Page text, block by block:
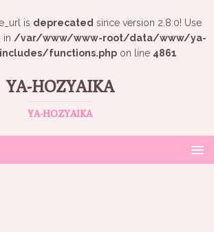
is deprecated since version 2.8.0! Use
in /var/www/www-root/data/www/ya-
functions.php on line 4861
YA-HOZYAIKA
YA-HOZYAIKA